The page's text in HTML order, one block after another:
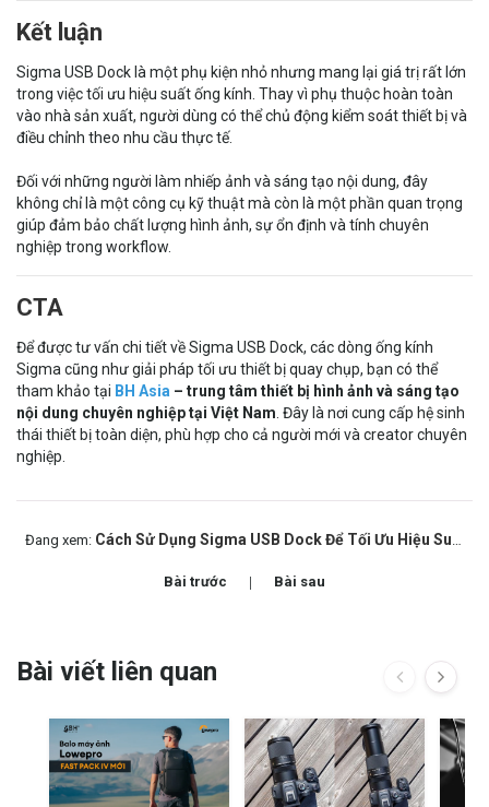
Kết luận
Sigma USB Dock là một phụ kiện nhỏ nhưng mang lại giá trị rất lớn
trong việc tối ưu hiệu suất ống kính. Thay vì phụ thuộc hoàn toàn
vào nhà sản xuất, người dùng có thể chủ động kiểm soát thiết bị và
điều chỉnh theo nhu cầu thực tế.
Đối với những người làm nhiếp ảnh và sáng tạo nội dung, đây
không chỉ là một công cụ kỹ thuật mà còn là một phần quan trọng
giúp đảm bảo chất lượng hình ảnh, sự ổn định và tính chuyên
nghiệp trong workflow.
CTA
Để được tư vấn chi tiết về Sigma USB Dock, các dòng ống kính
Sigma cũng như giải pháp tối ưu thiết bị quay chụp, bạn có thể
tham khảo tại BH Asia – trung tâm thiết bị hình ảnh và sáng tạo
nội dung chuyên nghiệp tại Việt Nam. Đây là nơi cung cấp hệ sinh
thái thiết bị toàn diện, phù hợp cho cả người mới và creator chuyên
nghiệp.
Đang xem: Cách Sử Dụng Sigma USB Dock Để Tối Ưu Hiệu Suất & Cập Nhật Firmware Ống Kính
Bài trước Bài sau
Bài viết liên quan